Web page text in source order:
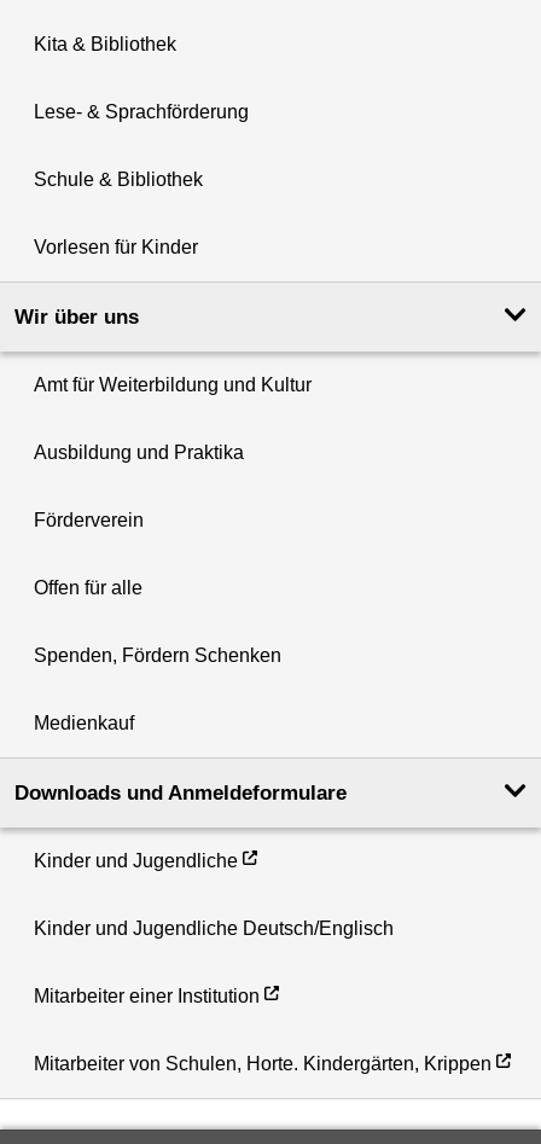
Kita & Bibliothek
Lese- & Sprachförderung
Schule & Bibliothek
Vorlesen für Kinder
Wir über uns
Amt für Weiterbildung und Kultur
Ausbildung und Praktika
Förderverein
Offen für alle
Spenden, Fördern Schenken
Medienkauf
Downloads und Anmeldeformulare
Kinder und Jugendliche
Kinder und Jugendliche Deutsch/Englisch
Mitarbeiter einer Institution
Mitarbeiter von Schulen, Horte. Kindergärten, Krippen